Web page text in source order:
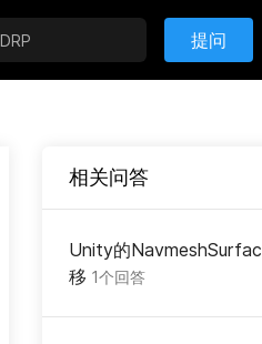
提问
相关问答
Unity的
移 1个回答